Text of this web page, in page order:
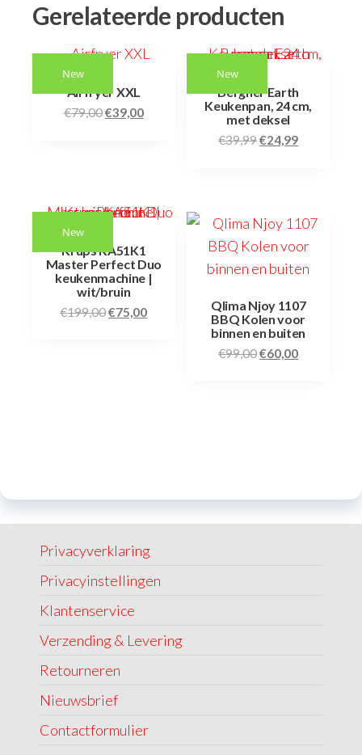
Gerelateerde producten
New
Airfryer XXL
€79,00€39,00
New
Bergner Earth
Keukenpan, 24 cm,
met deksel
€39,99€24,99
New
Krups KA51K1
Master Perfect Duo
keukenmachine |
wit/bruin
€199,00€75,00
Qlima Njoy 1107
BBQ Kolen voor
binnen en buiten
€99,00€60,00
Privacyverklaring
Privacyinstellingen
Klantenservice
Verzending & Levering
Retourneren
Nieuwsbrief
Contactformulier